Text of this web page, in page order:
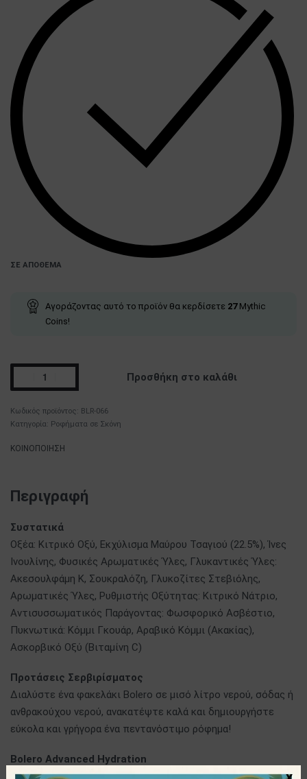
ΣΕ ΑΠΌΘΕΜΑ
Αγοράζοντας αυτό το προϊόν θα κερδίσετε 27Mythic
Coins!
Προσθήκη στο καλάθι
BLR-066
Κατηγορία: Ροφήματα σε Σκόνη
ΚΟΙΝΟΠΟΙΗΣΗ
Περιγραφή
Συστατικά
Οξέα: Κιτρικό Οξύ, Εκχύλισμα Μαύρου Τσαγιού (22.5%), Ίνες
Ινουλίνης, Φυσικές Αρωματικές Ύλες, Γλυκαντικές Ύλες:
Ακεσουλφάμη Κ, Σουκραλόζη, Γλυκοζίτες Στεβιόλης,
Αρωματικές Ύλες, Ρυθμιστής Οξύτητας: Κιτρικό Νάτριο,
Αντισυσσωματικός Παράγοντας: Φωσφορικό Ασβέστιο,
Πυκνωτικά: Κόμμι Γκουάρ, Αραβικό Κόμμι (Ακακίας),
Ασκορβικό Οξύ (Βιταμίνη C)
Προτάσεις Σερβιρίσματος
Διαλύστε ένα φακελάκι Bolero σε μισό λίτρο νερού, σόδας ή
ανθρακούχου νερού, ανακατέψτε καλά και δημιουργήστε
εύκολα και γρήγορα ένα πεντανόστιμο ρόφημα!
Bolero Advanced Hydration
Η Bolero είναι μια εταιρία που δραστηριοποιείται στην